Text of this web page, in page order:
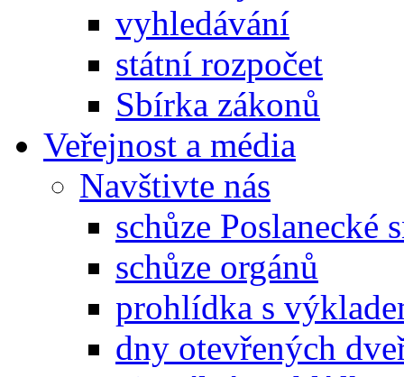
vyhledávání
státní rozpočet
Sbírka zákonů
Veřejnost a média
Navštivte nás
schůze Poslanecké
schůze orgánů
prohlídka s
dny otevřených